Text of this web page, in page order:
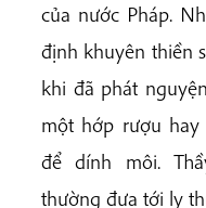
của nước Pháp.
định khuyên thiền
khi đã phát
một hớp rượu
để dính môi.
thường đưa tới ly